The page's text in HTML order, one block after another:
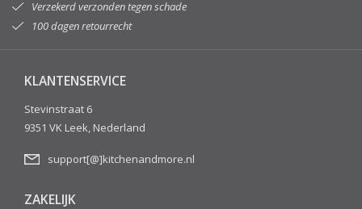
Verzekerd verzonden tegen schade
100 dagen retourrecht
KLANTENSERVICE
Stevinstraat 6
9351 VK Leek, Nederland
support[@]kitchenandmore.nl
ZAKELIJK